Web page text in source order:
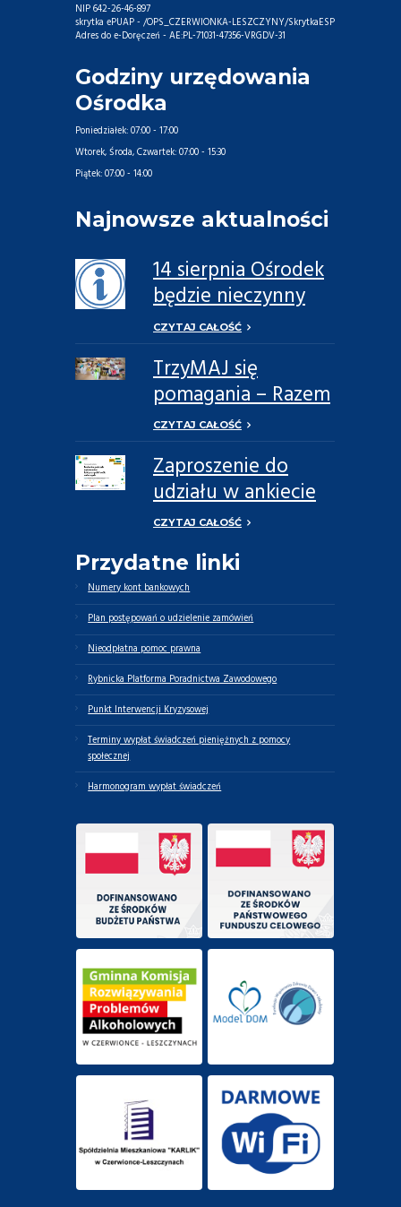
NIP 642-26-46-897
skrytka ePUAP - /OPS_CZERWIONKA-LESZCZYNY/SkrytkaESP
Adres do e-Doręczeń - AE:PL-71031-47356-VRGDV-31
Godziny urzędowania
Ośrodka
Poniedziałek:07:00 - 17:00
Wtorek, Środa, Czwartek:07:00 - 15:30
Piątek:07:00 - 14:00
Najnowsze aktualności
14 sierpnia Ośrodek
będzie nieczynny
CZYTAJ CAŁOŚĆ
TrzyMAJ się
pomagania – Razem
Możemy Więcej
CZYTAJ CAŁOŚĆ
Zaproszenie do
udziału w ankiecie
dotyczącej potrzeb
opiekunów
faktycznych oraz
osób zależnych
CZYTAJ CAŁOŚĆ
Przydatne linki
Numery kont bankowych
Plan postępowań o udzielenie zamówień
Nieodpłatna pomoc prawna
Rybnicka Platforma Poradnictwa Zawodowego
Punkt Interwencji Kryzysowej
Terminy wypłat świadczeń pieniężnych z pomocy
społecznej
Harmonogram wypłat świadczeń